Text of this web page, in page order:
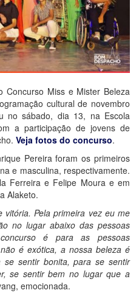
Concurso Miss e Mister Beleza
cultural de novembro
no sábado, dia 13, na Escola
a participação de jovens de
Veja fotos do concurso.
Pereira foram os primeiros
e masculina, respectivamente.
Ferreira e Felipe Moura e em
Alaketo.
vitória. Pela primeira vez eu me
no lugar abaixo das pessoas
é para as pessoas
é exótica, a nossa beleza é
sentir bonita, para se sentir
se sentir bem no lugar que a
emocionada.